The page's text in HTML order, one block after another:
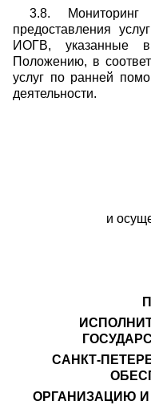
3.8. Мониторинг
предоставления
ИОГВ, указанные
Положению, в
услуг по ранней
деятельности.
и
САНКТ-
ОРГАНИЗАЦИЮ И